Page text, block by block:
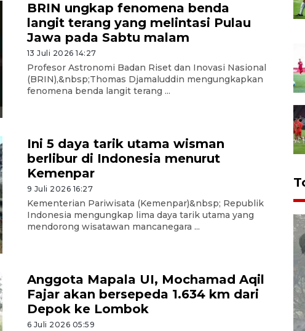
BRIN ungkap fenomena benda
langit terang yang melintasi Pulau
Jawa pada Sabtu malam
13 Juli 2026 14:27
Profesor Astronomi Badan Riset dan Inovasi Nasional
(BRIN),&nbsp;Thomas Djamaluddin mengungkapkan
fenomena benda langit terang ...
Ini 5 daya tarik utama wisman
berlibur di Indonesia menurut
Kemenpar
9 Juli 2026 16:27
Kementerian Pariwisata (Kemenpar)&nbsp; Republik
Indonesia mengungkap lima daya tarik utama yang
mendorong wisatawan mancanegara ...
Anggota Mapala UI, Mochamad Aqil
Fajar akan bersepeda 1.634 km dari
Depok ke Lombok
6 Juli 2026 05:59